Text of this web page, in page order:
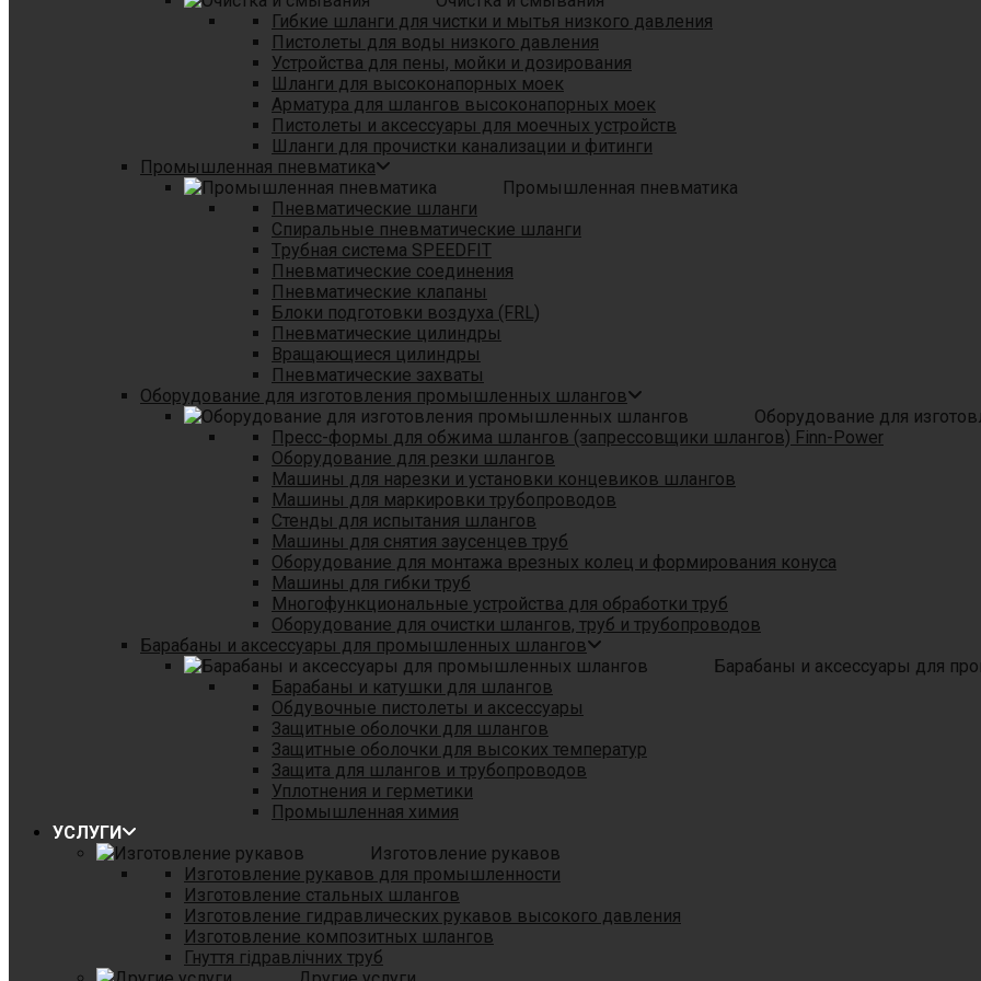
Гибкие шланги для чистки и мытья низкого давления
Пистолеты для воды низкого давления
Устройства для пены, мойки и дозирования
Шланги для высоконапорных моек
Арматура для шлангов высоконапорных моек
Пистолеты и аксессуары для моечных устройств
Шланги для прочистки канализации и фитинги
Промышленная пневматика
Промышленная пневматика
Пневматические шланги
Спиральные пневматические шланги
Tрубная система SPEEDFIT
Пневматические соединения
Пневматические клапаны
Блоки подготовки воздуха (FRL)
Пневматические цилиндры
Вращающиеся цилиндры
Пневматические захваты
Оборудование для изготовления промышленных шлангов
Оборудование для
Пресс-формы для обжима шлангов (запрессовщики шлангов) Finn-Power
Оборудование для резки шлангов
Машины для нарезки и установки концевиков шлангов
Машины для маркировки трубопроводов
Стенды для испытания шлангов
Машины для снятия заусенцев труб
Оборудование для монтажа врезных колец и формирования конуса
Машины для гибки труб
Многофункциональные устройства для обработки труб
Оборудование для очистки шлангов, труб и трубопроводов
Барабаны и аксессуары для промышленных шлангов
Барабаны и аксессуары для
Барабаны и катушки для шлангов
Обдувочные пистолеты и аксессуары
Защитные оболочки для шлангов
Защитные оболочки для высоких температур
Защита для шлангов и трубопроводов
Уплотнения и герметики
Промышленная химия
УСЛУГИ
Изготовление рукавов
Изготовление рукавов для промышленности
Изготовление стальных шлангов
Изготовление гидравлических рукавов высокого давления
Изготовление композитных шлангов
Гнуття гідравлічних труб